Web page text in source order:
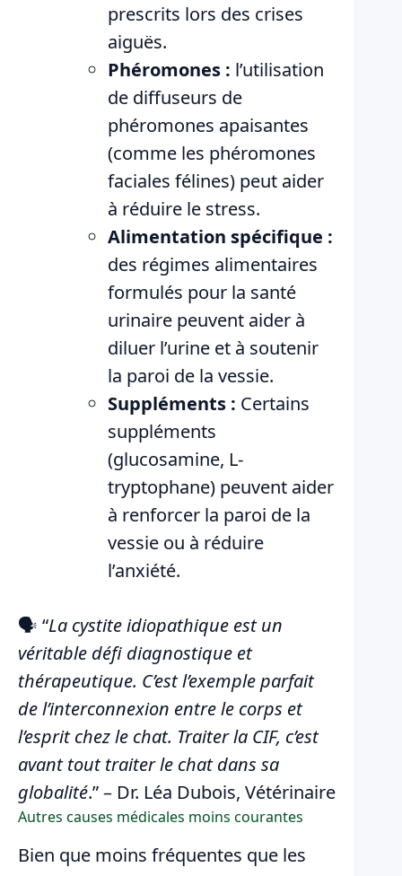
prescrits lors des crises
aiguës.
Phéromones : l’utilisation
de diffuseurs de
phéromones apaisantes
(comme les phéromones
faciales félines) peut aider
à réduire le stress.
Alimentation spécifique :
des régimes alimentaires
formulés pour la santé
urinaire peuvent aider à
diluer l’urine et à soutenir
la paroi de la vessie.
Suppléments : Certains
suppléments
(glucosamine, L-
tryptophane) peuvent aider
à renforcer la paroi de la
vessie ou à réduire
l’anxiété.
🗣️ “La cystite idiopathique est un
véritable défi diagnostique et
thérapeutique. C’est l’exemple parfait
de l’interconnexion entre le corps et
l’esprit chez le chat. Traiter la CIF, c’est
avant tout traiter le chat dans sa
globalité.” – Dr. Léa Dubois, Vétérinaire
Autres causes médicales moins courantes
Bien que moins fréquentes que les